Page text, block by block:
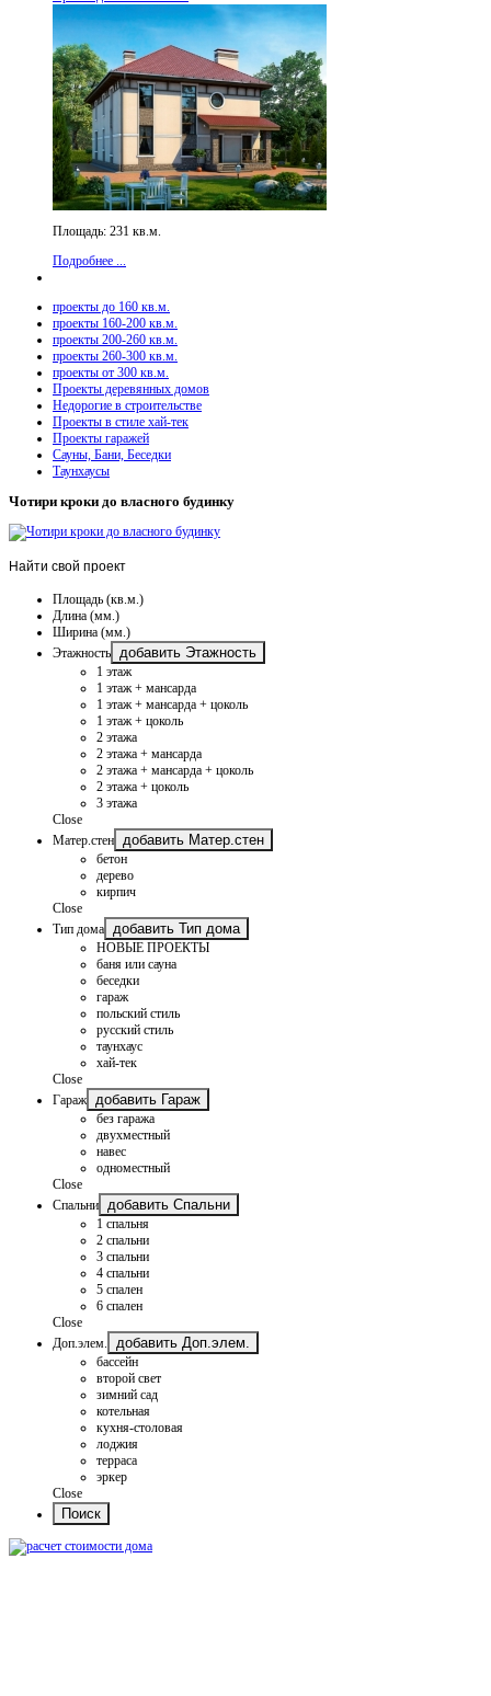
Площадь: 231 кв.м.
Подробнее ...
проекты до 160 кв.м.
проекты 160-200 кв.м.
проекты 200-260 кв.м.
проекты 260-300 кв.м.
проекты от 300 кв.м.
Проекты деревянных домов
Недорогие в строительстве
Проекты в стиле хай-тек
Проекты гаражей
Сауны, Бани, Беседки
Таунхаусы
Чотири кроки до власного будинку
Найти свой проект
Площадь (кв.м.)
Длина (мм.)
Ширина (мм.)
Этажность
добавить Этажность
1 этаж
1 этаж + мансарда
1 этаж + мансарда + цоколь
1 этаж + цоколь
2 этажа
2 этажа + мансарда
2 этажа + мансарда + цоколь
2 этажа + цоколь
3 этажа
Close
Матер.стен
добавить Матер.стен
бетон
дерево
кирпич
Close
Тип дома
добавить Тип дома
НОВЫЕ ПРОЕКТЫ
баня или сауна
беседки
гараж
польский стиль
русский стиль
таунхаус
хай-тек
Close
Гараж
добавить Гараж
без гаража
двухместный
навес
одноместный
Close
Спальни
добавить Спальни
1 спальня
2 спальни
3 спальни
4 спальни
5 спален
6 спален
Close
Доп.элем.
добавить Доп.элем.
бассейн
второй свет
зимний сад
котельная
кухня-столовая
лоджия
терраса
эркер
Close